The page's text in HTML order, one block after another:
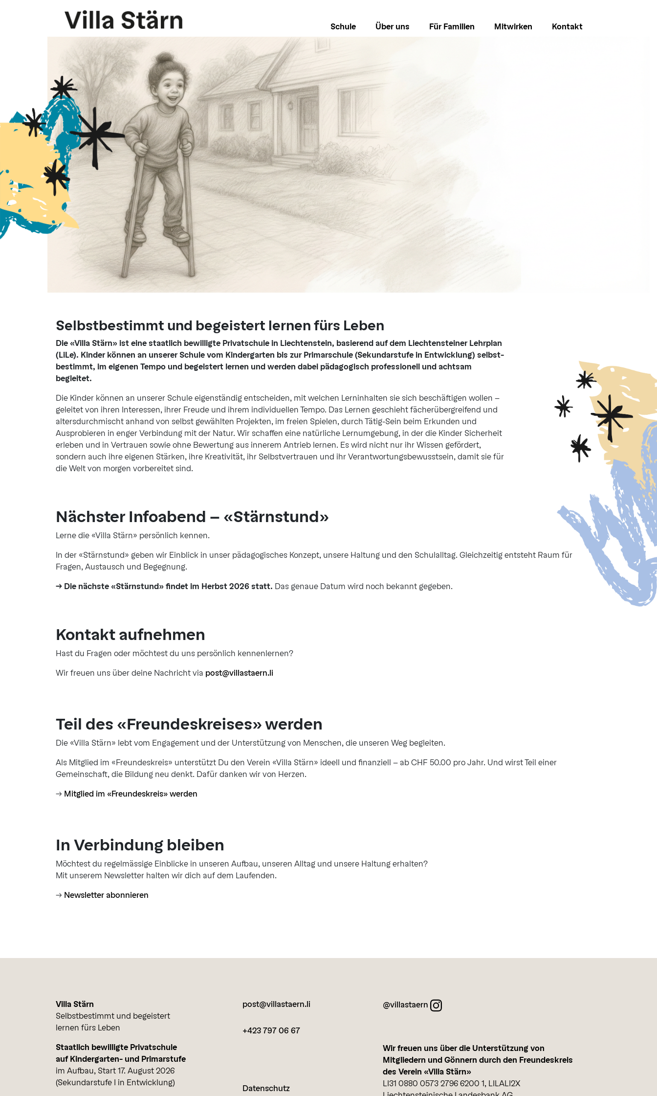
Schule Über uns Für Familien Mitwirken Kontakt
Selbstbestimmt und begeistert lernen fürs Leben
Die «Villa Stärn» ist eine staatlich bewilligte Privatschule in Liechtenstein, basierend auf dem Liechtensteiner Lehrplan
(LiLe). Kinder können an unserer Schule vom Kindergarten bis zur Primarschule (Sekundarstufe in Entwicklung) selbst­
be­stimmt, im eigenen Tempo und begeistert lernen und werden dabei pädagogisch professionell und achtsam
begleitet.
Die Kinder können an unserer Schule eigenständig entscheiden, mit welchen Lerninhalten sie sich beschäftigen wollen –
geleitet von ihren Interessen, ihrer Freude und ihrem individuellen Tempo. Das Lernen geschieht fächer­übergreifend und
altersdurchmischt anhand von selbst gewählten Projekten, im freien Spielen, durch Tätig-Sein beim Erkunden und
Ausprobieren in enger Verbindung mit der Natur. Wir schaffen eine natürliche Lernumgebung, in der die Kinder Sicherheit
erleben und in Vertrauen sowie ohne Bewertung aus innerem Antrieb lernen. Es wird nicht nur ihr Wissen gefördert,
sondern auch ihre eigenen Stärken, ihre Kreativität, ihr Selbstvertrauen und ihr Verantwortungsbewusstsein, damit sie für
die Welt von morgen vorbereitet sind.
Nächster Infoabend – «Stärnstund»
Lerne die «Villa Stärn» persönlich kennen.
In der «Stärnstund» geben wir Einblick in unser pädagogisches Konzept, unsere Haltung und den Schulalltag. Gleichzeitig entsteht Raum für
Fragen, Austausch und Begegnung.
→ Die nächste «Stärnstund» findet im Herbst 2026 statt. Das genaue Datum wird noch bekannt gegeben.
Kontakt aufnehmen
Hast du Fragen oder möchtest du uns persönlich kennenlernen?
Wir freuen uns über deine Nachricht via post@villastaern.li
Teil des «Freundeskreises» werden
Die «Villa Stärn» lebt vom Engagement und der Unterstützung von Menschen, die unseren Weg begleiten.
Als Mitglied im «Freundeskreis» unterstützt Du den Verein «Villa Stärn» ideell und finanziell – ab CHF 50.00 pro Jahr. Und wirst Teil einer
Gemeinschaft, die Bildung neu denkt. Dafür danken wir von Herzen.
→ Mitglied im «Freundeskreis» werden
In Verbindung bleiben
Möchtest du regelmässige Einblicke in unseren Aufbau, unseren Alltag und unsere Haltung erhalten?
Mit unserem Newsletter halten wir dich auf dem Laufenden.
→ Newsletter abonnieren
Villa Stärn
Selbstbestimmt und begeistert
lernen fürs Leben
Staatlich bewilligte Privatschule
auf Kindergarten- und Primarstufe
im Aufbau, Start 17. August 2026
(Sekundarstufe I in Entwicklung)
post@villastaern.li
+423 797 06 67
Datenschutz
@villastaern
Wir freuen uns über die Unterstützung von
Mitgliedern und Gönnern durch den Freundeskreis
des Verein «Villa Stärn»
LI31 0880 0573 2796 6200 1, LILALI2X